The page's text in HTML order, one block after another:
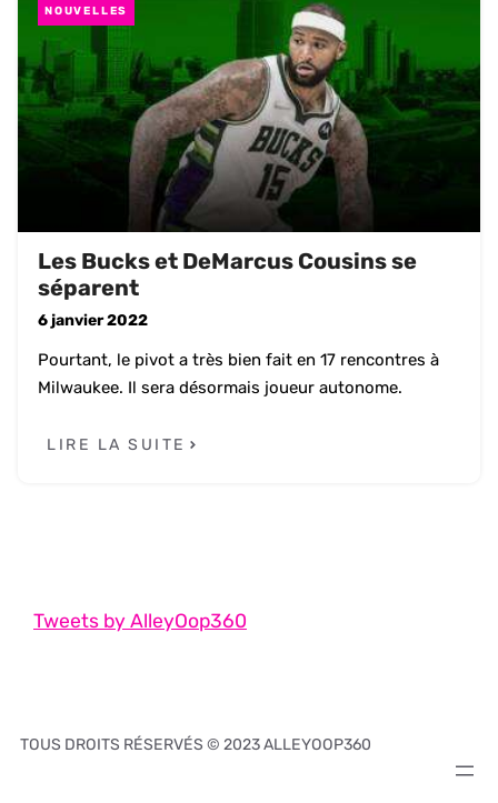
NOUVELLES
Les Bucks et DeMarcus Cousins se
séparent
6 janvier 2022
Pourtant, le pivot a très bien fait en 17 rencontres à
Milwaukee. Il sera désormais joueur autonome.
LIRE LA SUITE
Tweets by AlleyOop360
TOUS DROITS RÉSERVÉS © 2023 ALLEYOOP360